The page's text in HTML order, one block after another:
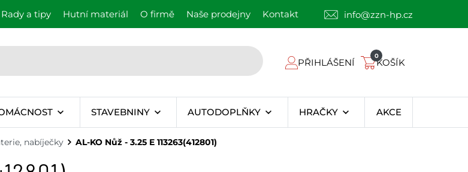
Rady a tipy Hutní materiál O firmě Naše prodejny Kontakt info@zzn-hp.cz
PŘIHLÁŠENÍ
0
KOŠÍK
STAVEBNINY AUTODOPLŇKY HRAČKY AKCE
nabíječky AL-KO Nůž - 3.25 E 113263(412801)